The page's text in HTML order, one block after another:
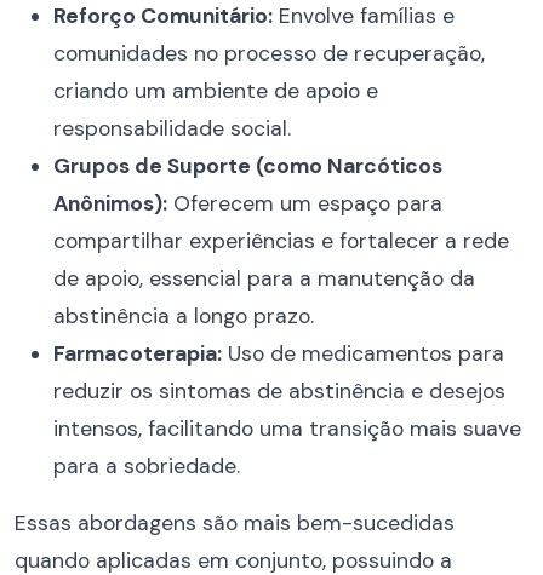
Reforço Comunitário: Envolve famílias e
comunidades no processo de recuperação,
criando um ambiente de apoio e
responsabilidade social.
Grupos de Suporte (como Narcóticos
Anônimos): Oferecem um espaço para
compartilhar experiências e fortalecer a rede
de apoio, essencial para a manutenção da
abstinência a longo prazo.
Farmacoterapia: Uso de medicamentos para
reduzir os sintomas de abstinência e desejos
intensos, facilitando uma transição mais suave
para a sobriedade.
Essas abordagens são mais bem-sucedidas
quando aplicadas em conjunto, possuindo a